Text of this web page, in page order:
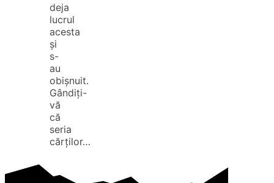
deja
lucrul
acesta
și
s-
au
obișnuit.
Gândiți-
vă
că
seria
cărților…